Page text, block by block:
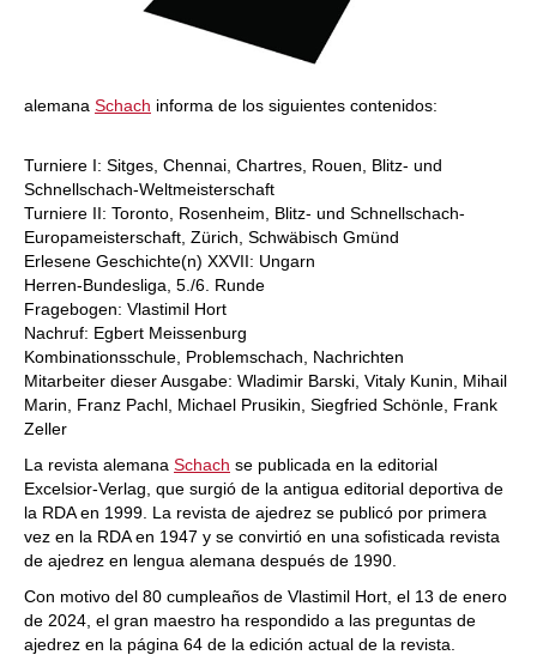
alemana Schach informa de los siguientes contenidos:
Turniere I: Sitges, Chennai, Chartres, Rouen, Blitz- und
Schnellschach-Weltmeisterschaft
Turniere II: Toronto, Rosenheim, Blitz- und Schnellschach-
Europameisterschaft, Zürich, Schwäbisch Gmünd
Erlesene Geschichte(n) XXVII: Ungarn
Herren-Bundesliga, 5./6. Runde
Fragebogen: Vlastimil Hort
Nachruf: Egbert Meissenburg
Kombinationsschule, Problemschach, Nachrichten
Mitarbeiter dieser Ausgabe: Wladimir Barski, Vitaly Kunin, Mihail
Marin, Franz Pachl, Michael Prusikin, Siegfried Schönle, Frank
Zeller
La revista alemana Schach se publicada en la editorial
Excelsior-Verlag, que surgió de la antigua editorial deportiva de
la RDA en 1999. La revista de ajedrez se publicó por primera
vez en la RDA en 1947 y se convirtió en una sofisticada revista
de ajedrez en lengua alemana después de 1990.
Con motivo del 80 cumpleaños de Vlastimil Hort, el 13 de enero
de 2024, el gran maestro ha respondido a las preguntas de
ajedrez en la página 64 de la edición actual de la revista.